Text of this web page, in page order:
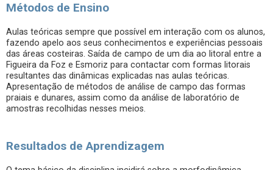
Métodos de Ensino
Aulas teóricas sempre que possível em interação com os alunos,
fazendo apelo aos seus conhecimentos e experiências pessoais
das áreas costeiras. Saída de campo de um dia ao litoral entre a
Figueira da Foz e Esmoriz para contactar com formas litorais
resultantes das dinâmicas explicadas nas aulas teóricas.
Apresentação de métodos de análise de campo das formas
praiais e dunares, assim como da análise de laboratório de
amostras recolhidas nesses meios.
Resultados de Aprendizagem